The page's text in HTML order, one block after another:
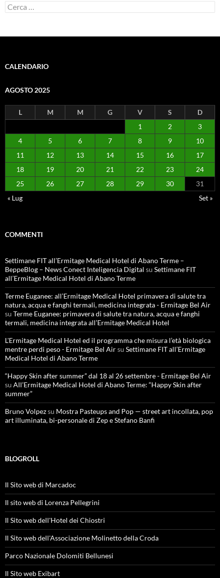
Ricerca
per:
CALENDARIO
AGOSTO 2025
L M M G V S
D
1
2
3
4
5 6 7 8 9
10
11
12 13 14 15 16
17
18
19 20 21 22 23
24
25
26 27 28 29 30
31
« Lug
Set »
COMMENTI
Settimane FIT all’Ermitage Medical Hotel di Abano Terme –
BeppeBlog – News Conect Inteligencia Digital su Settimane FIT
all’Ermitage Medical Hotel di Abano Terme
Terme Euganee: all’Ermitage Medical Hotel primavera di salute tra
natura, acqua e fanghi termali, medicina integrata - Ermitage Bel Air
su Terme Euganee: primavera di salute tra natura, acqua e fanghi
termali, medicina integrata all’Ermitage Medical Hotel
L'Ermitage Medical Hotel ed il programma che misura l’età biologica
mentre perdi peso - Ermitage Bel Airsu Settimane FIT all’Ermitage
Medical Hotel di Abano Terme
“Happy Skin after summer” dal 18 al 26 settembre - Ermitage Bel Air
su All’Ermitage Medical Hotel di Abano Terme: “Happy Skin after
summer”
Bruno Volpezsu Mostra Pasteups and Pop — street art incollata, pop
art illuminata, bi-personale di Zep e Stefano Banfi
BLOGROLL
Il Sito web di Marcadoc
Il sito web di Lorenza Pellegrini
Il Sito web dell'Hotel dei Chiostri
Il Sito web dell'Associazione Molinetto della Croda
Parco Nazionale Dolomiti Bellunesi
Il Sito web Exibart